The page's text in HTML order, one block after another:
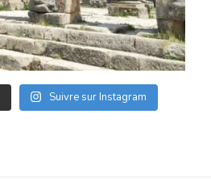
Suivre sur Instagram